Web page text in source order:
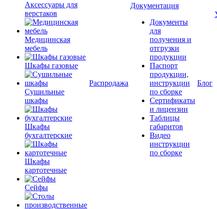
Аксессуары для
верстаков
Медицинская
мебель
Шкафы газовые
Сушильные
шкафы
Шкафы
бухгалтерские
Шкафы
картотечные
Сейфы
Распродажа
Документация
Документы
для
получения и
отгрузки
продукции
Паспорт
продукции,
инструкции
по сборке
Сертификаты
и лицензии
Таблицы
габаритов
Видео
инструкции
по сборке
Блог